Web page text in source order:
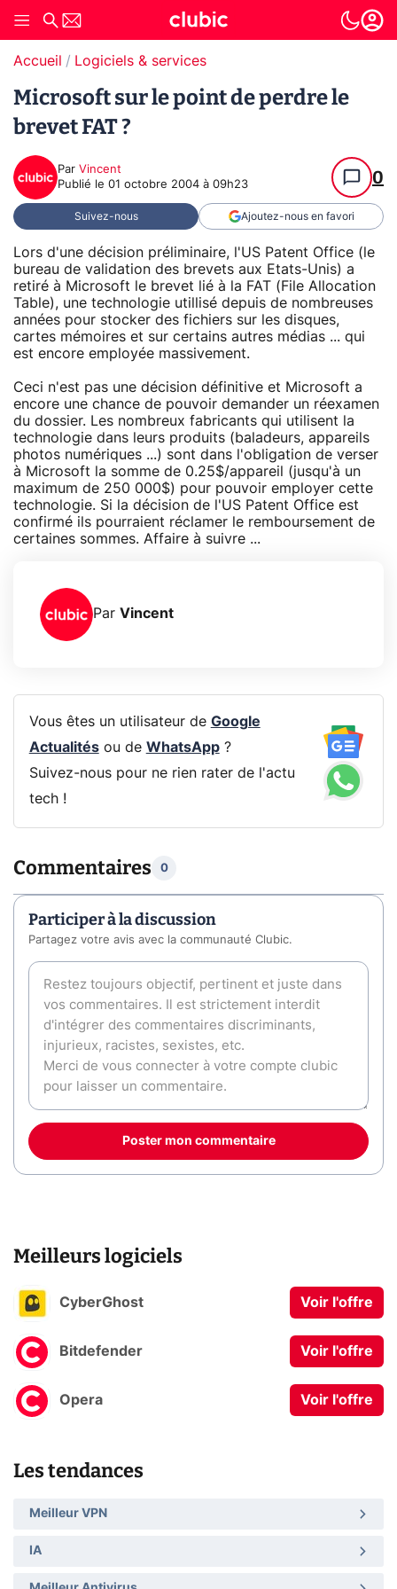
Accueil Logiciels & services
Microsoft sur le point de perdre le
brevet FAT ?
Par Vincent
Publié le 01 octobre 2004 à 09h23 0
Suivez-nous Ajoutez-nous en favori
Lors d'une décision préliminaire, l'US Patent Office (le
bureau de validation des brevets aux Etats-Unis) a
retiré à Microsoft le brevet lié à la FAT (File Allocation
Table), une technologie utillisé depuis de nombreuses
années pour stocker des fichiers sur les disques,
cartes mémoires et sur certains autres médias ... qui
est encore employée massivement.
Ceci n'est pas une décision définitive et Microsoft a
encore une chance de pouvoir demander un réexamen
du dossier. Les nombreux fabricants qui utilisent la
technologie dans leurs produits (baladeurs, appareils
photos numériques ...) sont dans l'obligation de verser
à Microsoft la somme de 0.25$/appareil (jusqu'à un
maximum de 250 000$) pour pouvoir employer cette
technologie. Si la décision de l'US Patent Office est
confirmé ils pourraient réclamer le remboursement de
certaines sommes. Affaire à suivre ...
Par Vincent
Vous êtes un utilisateur de Google
Actualitésou de WhatsApp?
Suivez-nous pour ne rien rater de l'actu
tech !
Commentaires 0
Participer à la discussion
Partagez votre avis avec la communauté Clubic.
Poster mon commentaire
Meilleurs logiciels
CyberGhost Voir l'offre
Bitdefender Voir l'offre
Opera Voir l'offre
Les tendances
Meilleur VPN
IA